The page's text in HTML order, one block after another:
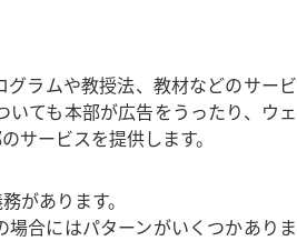
ラムや教授法、教材などのサービ
ても本部が広告をうったり、ウェ
サービスを提供します。
があります。
合にはパターンがいくつかありま